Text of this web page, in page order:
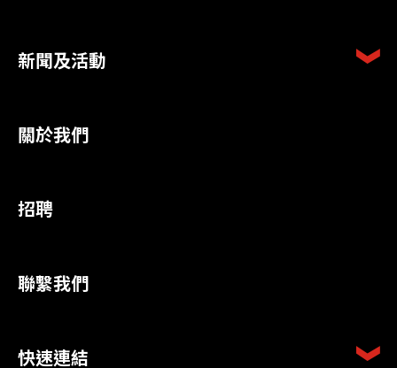
新聞及活動
關於我們
招聘
聯繫我們
快速連結